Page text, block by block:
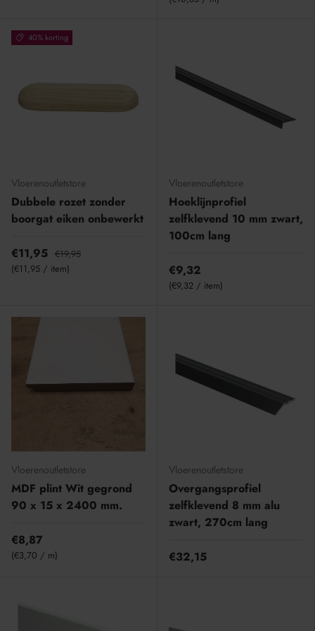
40% korting
Vloerenoutletstore
Dubbele rozet zonder
boorgat eiken onbewerkt
€11,95 €19,95
Eenheid prijs
€11,95 / item
Vloerenoutletstore
Hoeklijnprofiel
zelfklevend 10 mm zwart,
100cm lang
€9,32
Eenheid prijs
€9,32 / item
Vloerenoutletstore
MDF plint Wit gegrond
90 x 15 x 2400 mm.
€8,87
Eenheid prijs
€3,70 / m
Vloerenoutletstore
Overgangsprofiel
zelfklevend 8 mm alu
zwart, 270cm lang
€32,15